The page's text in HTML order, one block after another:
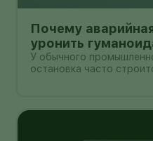
Почему
уронить
проблема
У обычного
остановка часто